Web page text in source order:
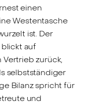
einen
Westentasche
ist. Der
auf
Vertrieb zurück,
selbstständiger
Bilanz spricht für
und